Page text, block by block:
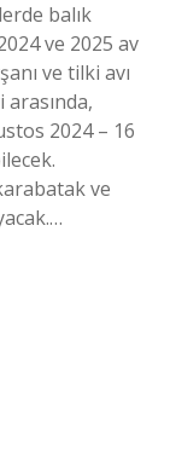
balık
ve 2025 av
ve tilki avı
2024 – 16
ve